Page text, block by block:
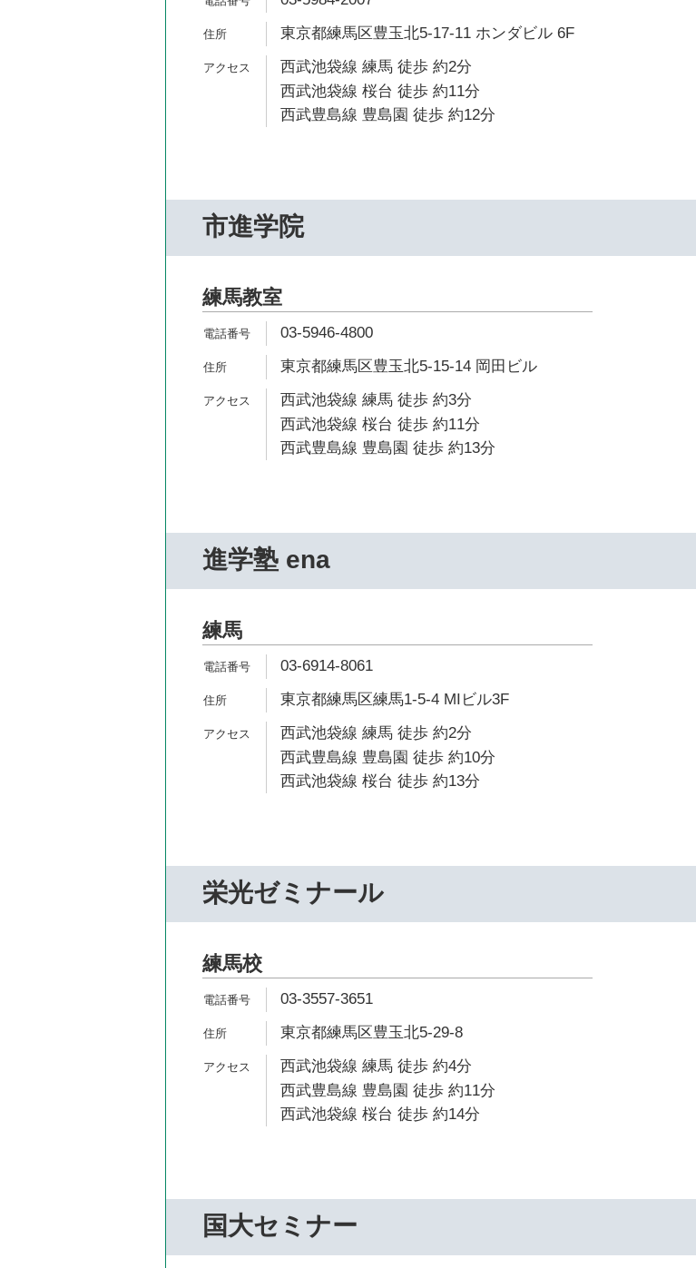
東京都練馬区豊玉北5-17-11 ホンダビル 6F
西武池袋線 練馬 徒歩 約2分
西武池袋線 桜台 徒歩 約11分
西武豊島線 豊島園 徒歩 約12分
市進学院
練馬教室
03-5946-4800
東京都練馬区豊玉北5-15-14 岡田ビル
西武池袋線 練馬 徒歩 約3分
西武池袋線 桜台 徒歩 約11分
西武豊島線 豊島園 徒歩 約13分
進学塾 ena
練馬
03-6914-8061
東京都練馬区練馬1-5-4 MIビル3F
西武池袋線 練馬 徒歩 約2分
西武豊島線 豊島園 徒歩 約10分
西武池袋線 桜台 徒歩 約13分
栄光ゼミナール
練馬校
03-3557-3651
東京都練馬区豊玉北5-29-8
西武池袋線 練馬 徒歩 約4分
西武豊島線 豊島園 徒歩 約11分
西武池袋線 桜台 徒歩 約14分
国大セミナー